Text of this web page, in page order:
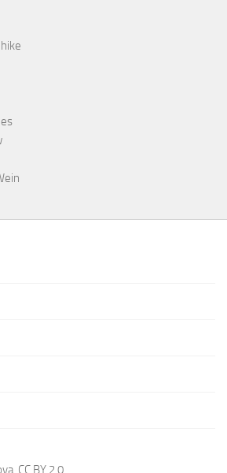
CC BY 2.0